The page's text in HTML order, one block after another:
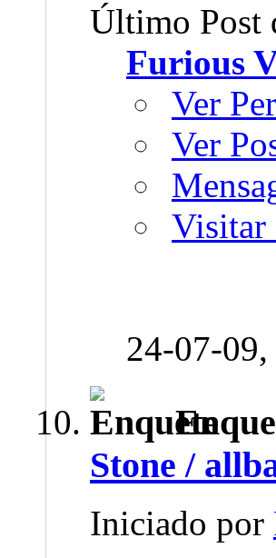
Último Post
Furious
Ver
Ver
Visitar
24-07-09,
Stone /
Iniciado por